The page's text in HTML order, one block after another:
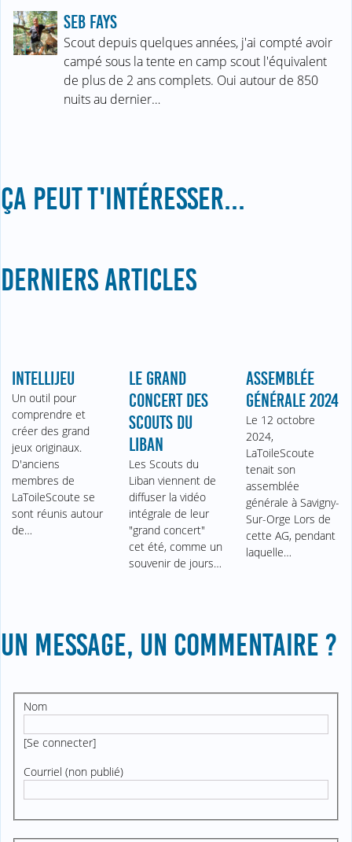
SEB FAYS
Scout depuis quelques années, j'ai compté avoir
campé sous la tente en camp scout l'équivalent
de plus de 2 ans complets. Oui autour de 850
nuits au dernier…
ÇA PEUT T'INTÉRESSER...
DERNIERS ARTICLES
INTELLIJEU
Un outil pour
comprendre et
créer des grand
jeux originaux.
D'anciens
membres de
LaToileScoute se
sont réunis autour
de…
LE GRAND
CONCERT DES
SCOUTS DU
LIBAN
Les Scouts du
Liban viennent de
diffuser la vidéo
intégrale de leur
"grand concert"
cet été, comme un
souvenir de jours…
ASSEMBLÉE
GÉNÉRALE 2024
Le 12 octobre
2024,
LaToileScoute
tenait son
assemblée
générale à Savigny-
Sur-Orge Lors de
cette AG, pendant
laquelle…
UN MESSAGE, UN COMMENTAIRE ?
Nom
[Se connecter]
Courriel (non publié)